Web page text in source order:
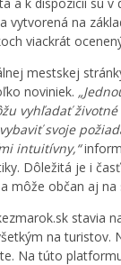
vytvorená na
viackrát
mestskej
noviniek.
vyhľadať
svoje
intuitívny,“
Dôležitá je i
môže občan aj na
stavia
na turistov.
Na túto